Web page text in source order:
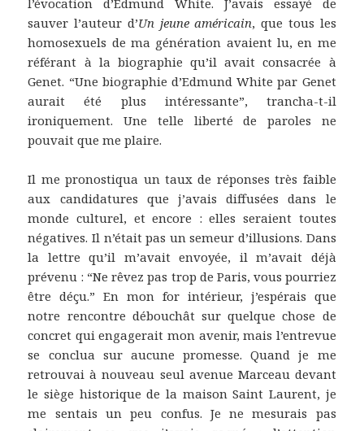
sauver l’auteur d’Un jeune américain, que tous les
homosexuels de ma génération avaient lu, en me
référant à la biographie qu’il avait consacrée à
Genet. “Une biographie d’Edmund White par Genet
aurait été plus intéressante”, trancha-t-il
ironiquement. Une telle liberté de paroles ne
pouvait que me plaire.
Il me pronostiqua un taux de réponses très faible
aux candidatures que j’avais diffusées dans le
monde culturel, et encore : elles seraient toutes
négatives. Il n’était pas un semeur d’illusions. Dans
la lettre qu’il m’avait envoyée, il m’avait déjà
prévenu : “Ne rêvez pas trop de Paris, vous pourriez
être déçu.” En mon for intérieur, j’espérais que
notre rencontre débouchât sur quelque chose de
concret qui engagerait mon avenir, mais l’entrevue
se conclua sur aucune promesse. Quand je me
retrouvai à nouveau seul avenue Marceau devant
le siège historique de la maison Saint Laurent, je
me sentais un peu confus. Je ne mesurais pas